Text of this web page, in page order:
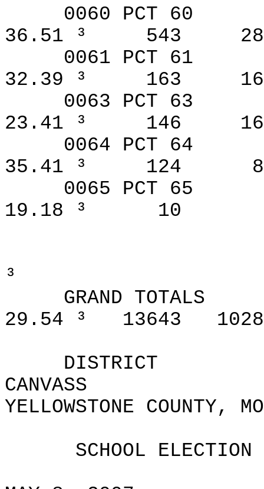
0060 PCT 60
36.51 ³
543
0061 PCT 61
32.39 ³
163
0063 PCT 63
23.41 ³
146
0064 PCT 64
35.41 ³
124
0065 PCT 65
19.18 ³
10
³
GRAND TOTALS
29.54 ³
13643
DISTRICT
CANVASS
YELLOWSTONE COUNTY,
SCHOOL ELECTION